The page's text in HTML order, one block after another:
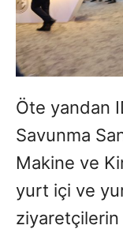
Öte yandan
Savunma
Makine ve
yurt içi ve
ziyaretçilerin